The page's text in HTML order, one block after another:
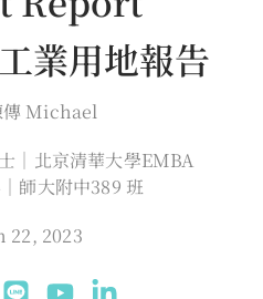
業用地報告
傳 Michael
｜北京清華大學EMBA
師大附中389 班
22, 2023